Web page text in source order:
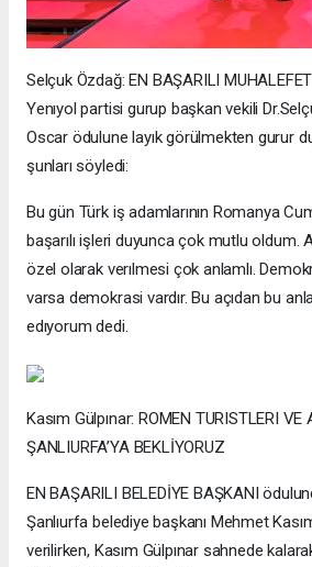
Selçuk Özdağ: EN BAŞARILI
Yenıyol partisi gurup başkan vekili
Oscar ödulune layık görülmekten gurur
şunları söyledi:
Bu gün Türk iş adamlarının Romanya
başarılı işleri duyunca çok mutlu oldum.
özel olarak verılmesi çok anlamlı.
varsa demokrasi vardır. Bu açıdan bu
edıyorum dedi.
Kasım Gülpınar: ROMEN TURISTLERI VE
ŞANLIURFA’YA BEKLİYORUZ
EN BAŞARILI BELEDİYE BAŞKANI
Şanlıurfa belediye başkanı Mehmet
verilirken, Kasım Gülpınar sahnede